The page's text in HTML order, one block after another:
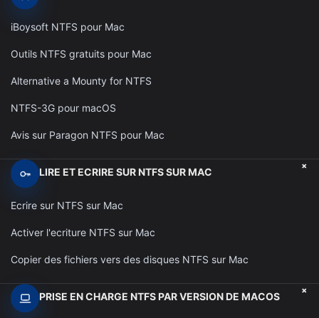
iBoysoft NTFS pour Mac
Outils NTFS gratuits pour Mac
Alternative a Mounty for NTFS
NTFS-3G pour macOS
Avis sur Paragon NTFS pour Mac
LIRE ET ECRIRE SUR NTFS SUR MAC +
Ecrire sur NTFS sur Mac
Activer l'ecriture NTFS sur Mac
Copier des fichiers vers des disques NTFS sur Mac
PRISE EN CHARGE NTFS PAR VERSION DE MACOS +